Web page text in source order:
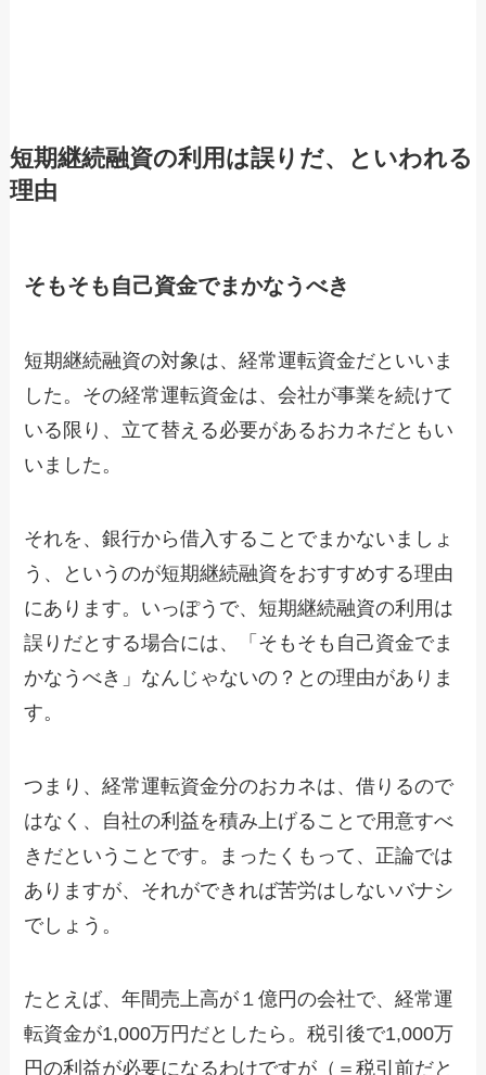
短期継続融資の利用は誤りだ、といわれる
理由
そもそも自己資金でまかなうべき
短期継続融資の対象は、経常運転資金だといいま
した。その経常運転資金は、会社が事業を続けて
いる限り、立て替える必要があるおカネだともい
いました。
それを、銀行から借入することでまかないましょ
う、というのが短期継続融資をおすすめする理由
にあります。いっぽうで、短期継続融資の利用は
誤りだとする場合には、「そもそも自己資金でま
かなうべき」なんじゃないの？との理由がありま
す。
つまり、経常運転資金分のおカネは、借りるので
はなく、自社の利益を積み上げることで用意すべ
きだということです。まったくもって、正論では
ありますが、それができれば苦労はしないバナシ
でしょう。
たとえば、年間売上高が１億円の会社で、経常運
転資金が1,000万円だとしたら。税引後で1,000万
円の利益が必要になるわけですが（＝税引前だと